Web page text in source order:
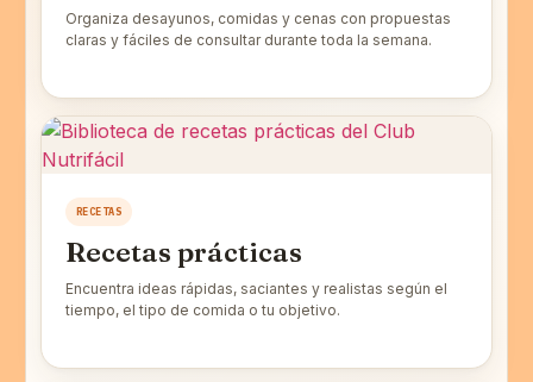
Organiza desayunos, comidas y cenas con propuestas
claras y fáciles de consultar durante toda la semana.
RECETAS
Recetas prácticas
Encuentra ideas rápidas, saciantes y realistas según el
tiempo, el tipo de comida o tu objetivo.